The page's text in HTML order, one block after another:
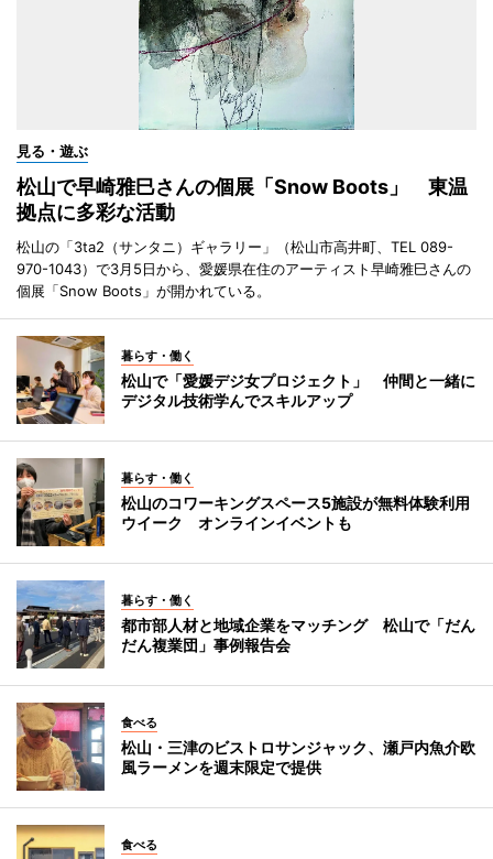
見る・遊ぶ
松山で早崎雅巳さんの個展「Snow Boots」 東温
拠点に多彩な活動
松山の「3ta2（サンタニ）ギャラリー」（松山市高井町、TEL 089-
970-1043）で3月5日から、愛媛県在住のアーティスト早崎雅巳さんの
個展「Snow Boots」が開かれている。
暮らす・働く
松山で「愛媛デジ女プロジェクト」 仲間と一緒に
デジタル技術学んでスキルアップ
暮らす・働く
松山のコワーキングスペース5施設が無料体験利用
ウイーク オンラインイベントも
暮らす・働く
都市部人材と地域企業をマッチング 松山で「だん
だん複業団」事例報告会
食べる
松山・三津のビストロサンジャック、瀬戸内魚介欧
風ラーメンを週末限定で提供
食べる